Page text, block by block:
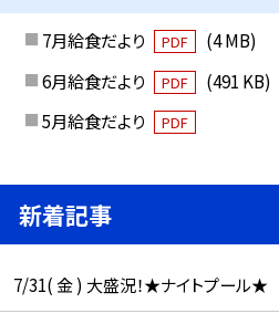
7月給食だより PDF
(4 MB)
6月給食だより
PDF
(491 KB)
5月給食だより
PDF
新着記事
7/31( 金 ) 大盛況！★ナイトプール★